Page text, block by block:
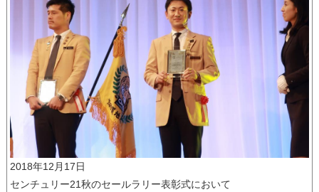
2018年12月17日
センチュリー21秋のセールラリー表彰式において